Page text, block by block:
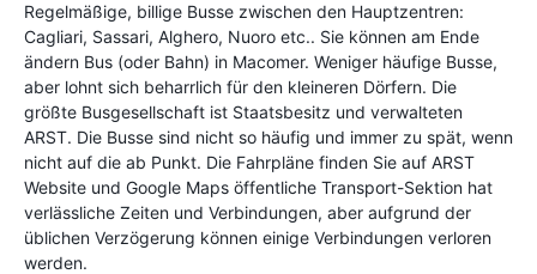
Regelmäßige, billige Busse zwischen den Hauptzentren:
Cagliari, Sassari, Alghero, Nuoro etc.. Sie können am Ende
ändern Bus (oder Bahn) in Macomer. Weniger häufige Busse,
aber lohnt sich beharrlich für den kleineren Dörfern. Die
größte Busgesellschaft ist Staatsbesitz und verwalteten
ARST. Die Busse sind nicht so häufig und immer zu spät, wenn
nicht auf die ab Punkt. Die Fahrpläne finden Sie auf ARST
Website und Google Maps öffentliche Transport-Sektion hat
verlässliche Zeiten und Verbindungen, aber aufgrund der
üblichen Verzögerung können einige Verbindungen verloren
werden.